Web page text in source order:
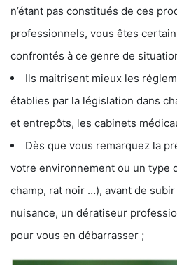
n’étant pas constitués de ces
professionnels, vous êtes
confrontés à ce genre de
Ils maitrisent mieux les
établies par la législation dans
et entrepôts, les cabinets
Dès que vous remarquez la
votre environnement ou un type
champ, rat noir …), avant de
nuisance, un dératiseur
pour vous en débarrasser ;